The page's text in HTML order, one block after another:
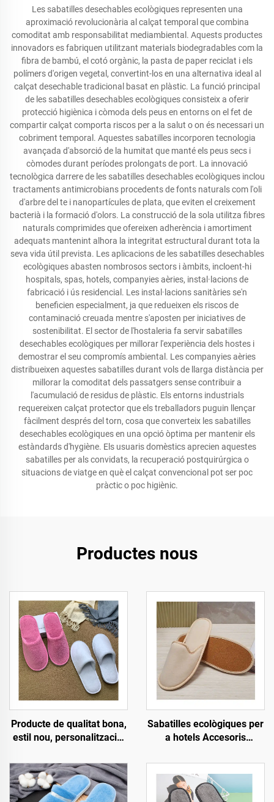
Les sabatilles desechables ecològiques representen una
aproximació revolucionària al calçat temporal que combina
comoditat amb responsabilitat mediambiental. Aquests productes
innovadors es fabriquen utilitzant materials biodegradables com la
fibra de bambú, el cotó orgànic, la pasta de paper reciclat i els
polímers d'origen vegetal, convertint-los en una alternativa ideal al
calçat desechable tradicional basat en plàstic. La funció principal
de les sabatilles desechables ecològiques consisteix a oferir
protecció higiènica i còmoda dels peus en entorns on el fet de
compartir calçat comporta riscos per a la salut o on és necessari un
cobriment temporal. Aquestes sabatilles incorporen tecnologia
avançada d'absorció de la humitat que manté els peus secs i
còmodes durant períodes prolongats de port. La innovació
tecnològica darrere de les sabatilles desechables ecològiques inclou
tractaments antimicrobians procedents de fonts naturals com l'oli
d'arbre del te i nanopartícules de plata, que eviten el creixement
bacterià i la formació d'olors. La construcció de la sola utilitza fibres
naturals comprimides que ofereixen adherència i amortiment
adequats mantenint alhora la integritat estructural durant tota la
seva vida útil prevista. Les aplicacions de les sabatilles desechables
ecològiques abasten nombrosos sectors i àmbits, incloent-hi
hospitals, spas, hotels, companyies aèries, instal·lacions de
fabricació i ús residencial. Les instal·lacions sanitàries se'n
beneficien especialment, ja que redueixen els riscos de
contaminació creuada mentre s'aposten per iniciatives de
sostenibilitat. El sector de l'hostaleria fa servir sabatilles
desechables ecològiques per millorar l'experiència dels hostes i
demostrar el seu compromís ambiental. Les companyies aèries
distribueixen aquestes sabatilles durant vols de llarga distància per
millorar la comoditat dels passatgers sense contribuir a
l'acumulació de residus de plàstic. Els entorns industrials
requereixen calçat protector que els treballadors puguin llençar
fàcilment després del torn, cosa que converteix les sabatilles
desechables ecològiques en una opció òptima per mantenir els
estàndards d'hygiène. Els usuaris domèstics aprecien aquestes
sabatilles per als convidats, la recuperació postquirúrgica o
situacions de viatge en què el calçat convencional pot ser poc
pràctic o poc higiènic.
Productes nous
Producte de qualitat bona,
estil nou, personalització,
esportiu d'aviació còmode,
esportius d'hotel de luxe
desposables
Sabatilles ecològiques per
a hotels Accesoris
OEM Sabatilles
desechables per a hotel a
la venda